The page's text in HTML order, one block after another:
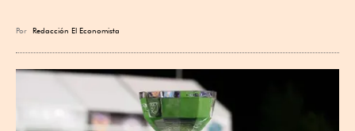
Por Redacción El Economista